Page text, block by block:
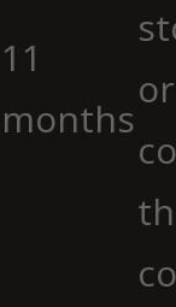
11
months